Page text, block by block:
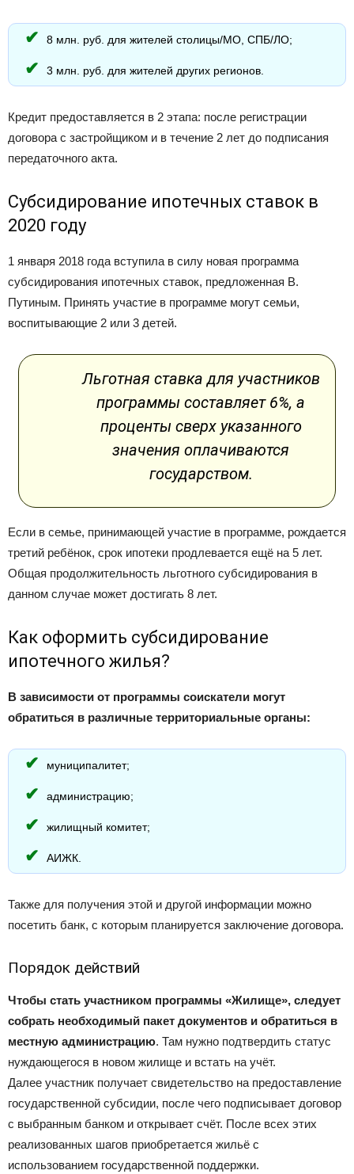
8 млн. руб. для жителей столицы/МО, СПБ/ЛО;
3 млн. руб. для жителей других регионов.
Кредит предоставляется в 2 этапа: после регистрации
договора с застройщиком и в течение 2 лет до подписания
передаточного акта.
Субсидирование ипотечных ставок в
2020 году
1 января 2018 года вступила в силу новая программа
субсидирования ипотечных ставок, предложенная В.
Путиным. Принять участие в программе могут семьи,
воспитывающие 2 или 3 детей.
Льготная ставка для участников
программы составляет 6%, а
проценты сверх указанного
значения оплачиваются
государством.
Если в семье, принимающей участие в программе, рождается
третий ребёнок, срок ипотеки продлевается ещё на 5 лет.
Общая продолжительность льготного субсидирования в
данном случае может достигать 8 лет.
Как оформить субсидирование
ипотечного жилья?
В зависимости от программы соискатели могут
обратиться в различные территориальные органы:
муниципалитет;
администрацию;
жилищный комитет;
АИЖК.
Также для получения этой и другой информации можно
посетить банк, с которым планируется заключение договора.
Порядок действий
Чтобы стать участником программы «Жилище», следует
собрать необходимый пакет документов и обратиться в
местную администрацию. Там нужно подтвердить статус
нуждающегося в новом жилище и встать на учёт.
Далее участник получает свидетельство на предоставление
государственной субсидии, после чего подписывает договор
с выбранным банком и открывает счёт. После всех этих
реализованных шагов приобретается жильё с
использованием государственной поддержки.